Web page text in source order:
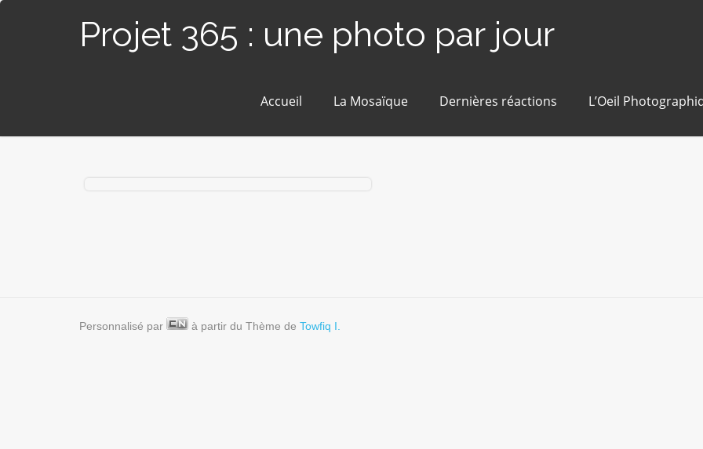
Projet 365 : une photo par jour
Accueil La Mosaïque Dernières réactions L’Oeil
Personnalisé par à partir du Thème de Towfiq I.